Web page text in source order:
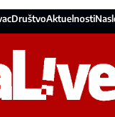
DruštvoAktuelnosti